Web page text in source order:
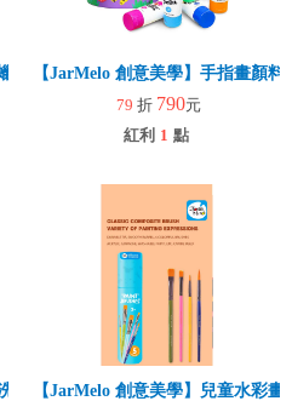
筆-水果【12色】
【JarMelo 創意美學】手指畫顏料
79 折 790元
紅利 1 點
蠟筆【24色】
【JarMelo 創意美學】兒童水彩畫